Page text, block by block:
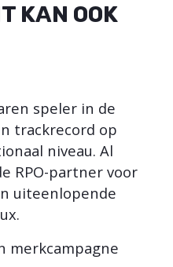
KAN OOK
speler in de
trackrecord op
niveau. Al
RPO-partner voor
uiteenlopende
merkcampagne